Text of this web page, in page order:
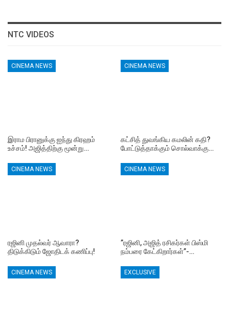
NTC VIDEOS
CINEMA NEWS
இராம பிரானுக்கு ஐந்து கிரஹம்
உச்சம்! அஜித்திற்கு மூன்று…
CINEMA NEWS
கட்சித் துவங்கிய கமலின் கதி?
போட்டுத்தாக்கும் சொல்வாக்கு…
CINEMA NEWS
ரஜினி முதல்வர் ஆவாரா?
திடுக்கிடும் ஜோதிடக் கணிப்பு!
CINEMA NEWS
”ரஜினி, அஜித் ரசிகர்கள் பிஸ்மி
நம்பரை கேட்கிறார்கள்”-…
CINEMA NEWS EXCLUSIVE